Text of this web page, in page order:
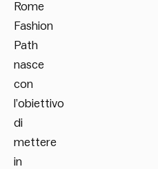
Rome
Fashion
Path
nasce
con
l’obiettivo
di
mettere
in